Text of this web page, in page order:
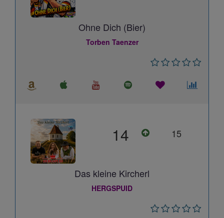
Ohne Dich (Bier)
Torben Taenzer
14 15
Das kleine Kircherl
HERGSPUID